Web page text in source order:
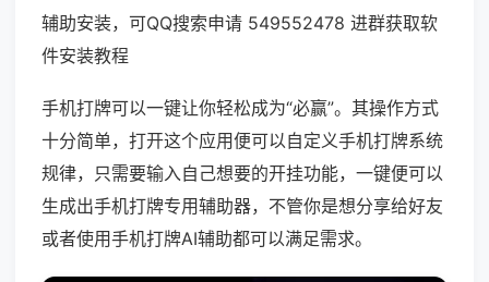
辅助安装，可QQ搜索申请 549552478 进群获取软
件安装教程
手机打牌可以一键让你轻松成为“必赢”。其操作方式
十分简单，打开这个应用便可以自定义手机打牌系统
规律，只需要输入自己想要的开挂功能，一键便可以
生成出手机打牌专用辅助器，不管你是想分享给好友
或者使用手机打牌AI辅助都可以满足需求。